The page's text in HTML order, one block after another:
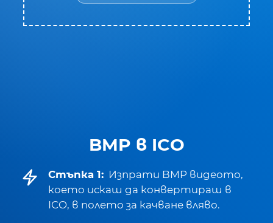
BMP в ICO
Стъпка 1: Изпрати BMP видеото,
което искаш да конвертираш в
ICO, в полето за качване вляво.